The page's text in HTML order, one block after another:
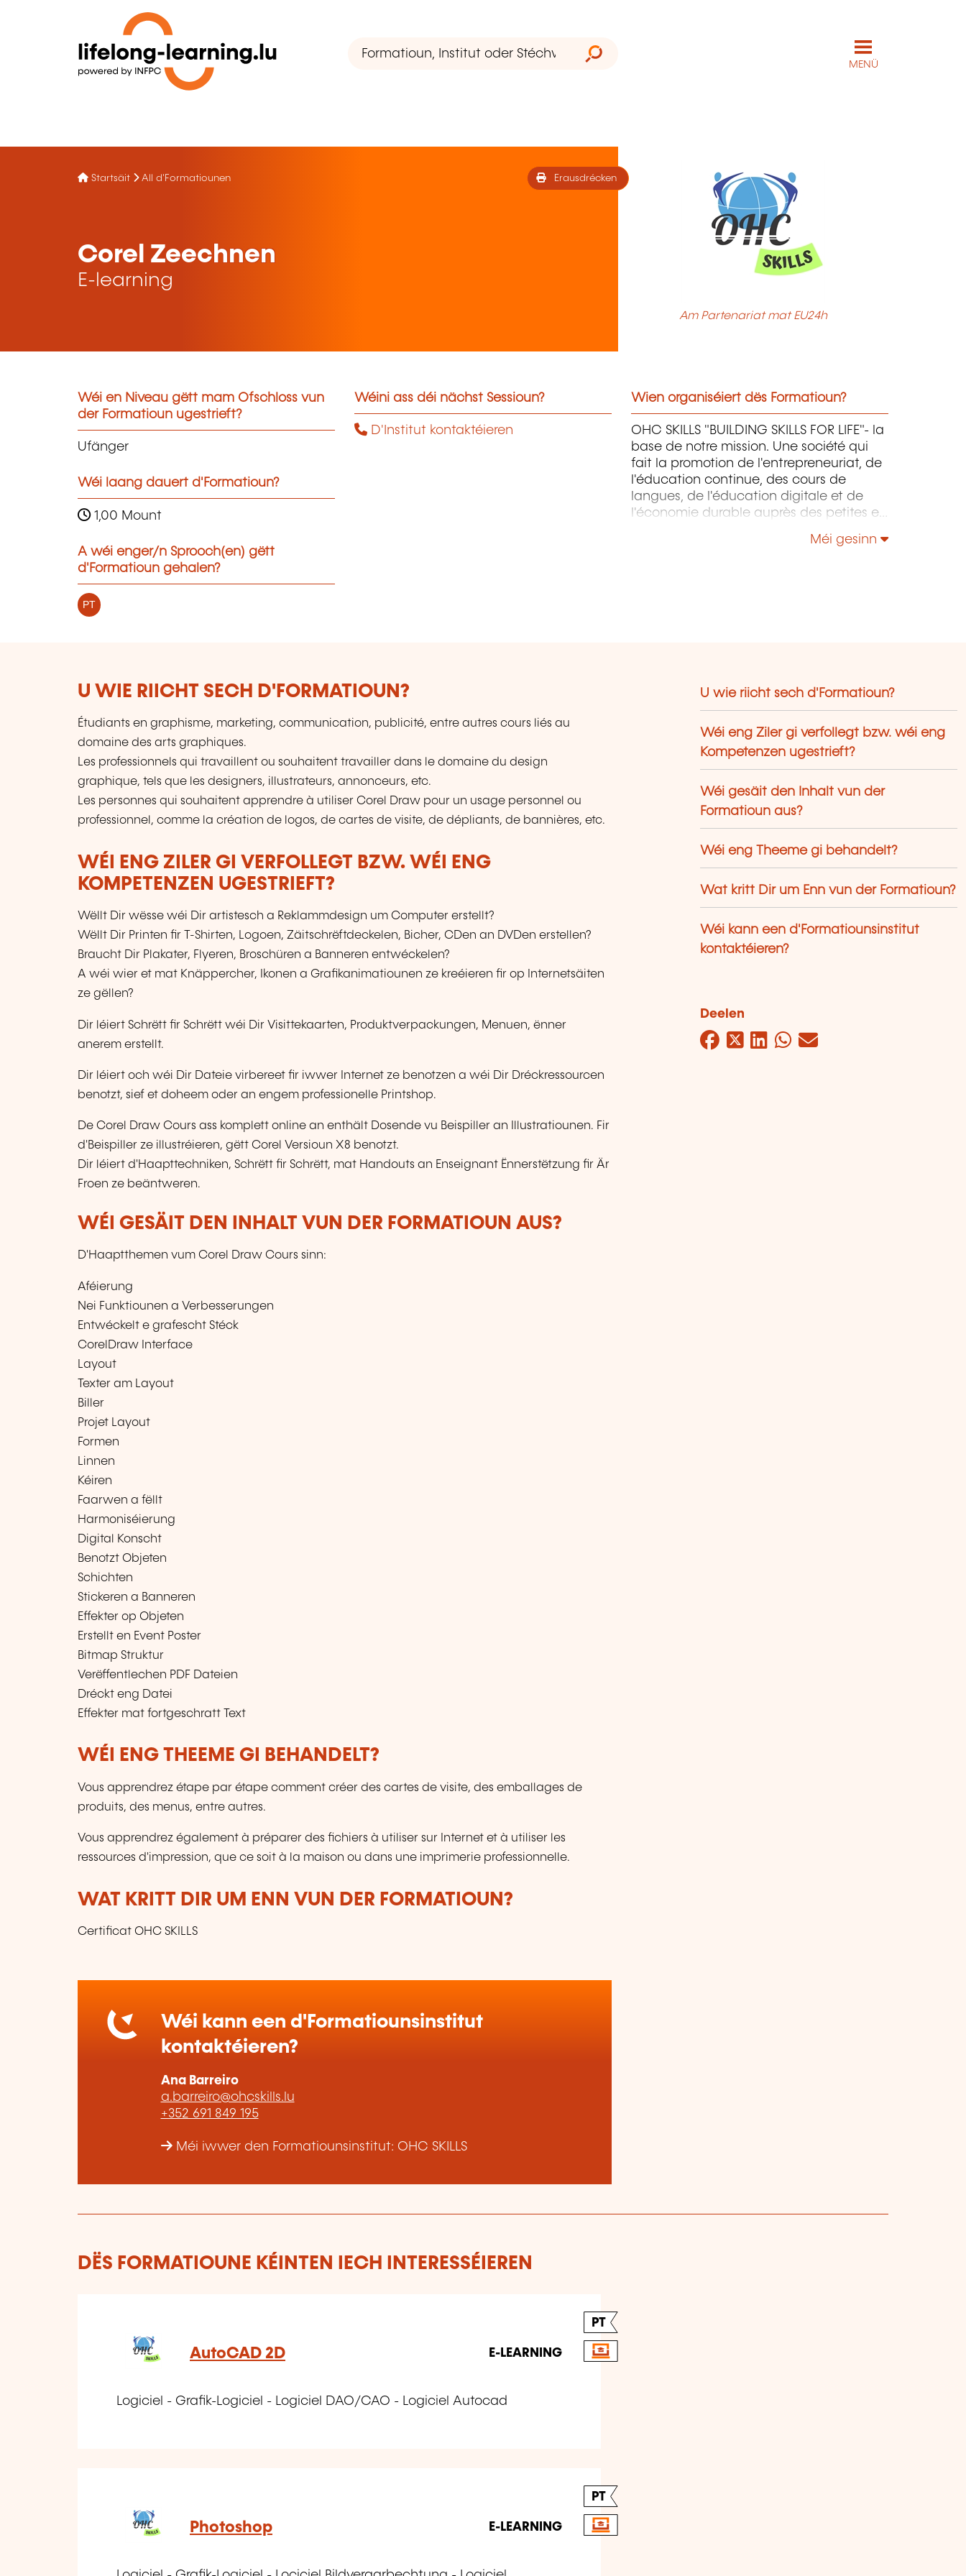
MENÜ
Startsäit All d'Formatiounen Erausdrécken
Corel Zeechnen
E-learning
Am Partenariat mat EU24h
Wéi en Niveau gëtt mam Ofschloss vun
der Formatioun ugestrieft?
Ufänger
Wéi laang dauert d'Formatioun?
1,00 Mount
A wéi enger/n Sprooch(en) gëtt
d'Formatioun gehalen?
PT
Wéini ass déi nächst Sessioun?
D'Institut kontaktéieren
Wien organiséiert dës Formatioun?
OHC SKILLS "BUILDING SKILLS FOR LIFE"- la
base de notre mission. Une société qui
fait la promotion de l'entrepreneuriat, de
l'éducation continue, des cours de
langues, de l'éducation digitale et de
l'économie durable auprès des petites et
Méi gesinn
U WIE RIICHT SECH D'FORMATIOUN?
Étudiants en graphisme, marketing, communication, publicité, entre autres cours liés au
domaine des arts graphiques.
Les professionnels qui travaillent ou souhaitent travailler dans le domaine du design
graphique, tels que les designers, illustrateurs, annonceurs, etc.
Les personnes qui souhaitent apprendre à utiliser Corel Draw pour un usage personnel ou
professionnel, comme la création de logos, de cartes de visite, de dépliants, de bannières, etc.
WÉI ENG ZILER GI VERFOLLEGT BZW. WÉI ENG
KOMPETENZEN UGESTRIEFT?
Wëllt Dir wësse wéi Dir artistesch a Reklammdesign um Computer erstellt?
Wëllt Dir Printen fir T-Shirten, Logoen, Zäitschrëftdeckelen, Bicher, CDen an DVDen erstellen?
Braucht Dir Plakater, Flyeren, Broschüren a Banneren entwéckelen?
A wéi wier et mat Knäppercher, Ikonen a Grafikanimatiounen ze kreéieren fir op Internetsäiten
ze gëllen?
Dir léiert Schrëtt fir Schrëtt wéi Dir Visittekaarten, Produktverpackungen, Menuen, ënner
anerem erstellt.
Dir léiert och wéi Dir Dateie virbereet fir iwwer Internet ze benotzen a wéi Dir Dréckressourcen
benotzt, sief et doheem oder an engem professionelle Printshop.
De Corel Draw Cours ass komplett online an enthält Dosende vu Beispiller an Illustratiounen. Fir
d'Beispiller ze illustréieren, gëtt Corel Versioun X8 benotzt.
Dir léiert d'Haapttechniken, Schrëtt fir Schrëtt, mat Handouts an Enseignant Ënnerstëtzung fir Är
Froen ze beäntweren.
WÉI GESÄIT DEN INHALT VUN DER FORMATIOUN AUS?
D'Haaptthemen vum Corel Draw Cours sinn:
Aféierung
Nei Funktiounen a Verbesserungen
Entwéckelt e grafescht Stéck
CorelDraw Interface
Layout
Texter am Layout
Biller
Projet Layout
Formen
Linnen
Kéiren
Faarwen a fëllt
Harmoniséierung
Digital Konscht
Benotzt Objeten
Schichten
Stickeren a Banneren
Effekter op Objeten
Erstellt en Event Poster
Bitmap Struktur
Verëffentlechen PDF Dateien
Dréckt eng Datei
Effekter mat fortgeschratt Text
WÉI ENG THEEME GI BEHANDELT?
Vous apprendrez étape par étape comment créer des cartes de visite, des emballages de
produits, des menus, entre autres.
Vous apprendrez également à préparer des fichiers à utiliser sur Internet et à utiliser les
ressources d'impression, que ce soit à la maison ou dans une imprimerie professionnelle.
WAT KRITT DIR UM ENN VUN DER FORMATIOUN?
Certificat OHC SKILLS
Wéi kann een d'Formatiounsinstitut
kontaktéieren?
Ana Barreiro
a.barreiro@ohcskills.lu
+352 691 849 195
Méi iwwer den Formatiounsinstitut: OHC SKILLS
U wie riicht sech d'Formatioun?
Wéi eng Ziler gi verfollegt bzw. wéi eng
Kompetenzen ugestrieft?
Wéi gesäit den Inhalt vun der
Formatioun aus?
Wéi eng Theeme gi behandelt?
Wat kritt Dir um Enn vun der Formatioun?
Wéi kann een d'Formatiounsinstitut
kontaktéieren?
Deelen
Facebook
Twitter
LinkedIn
WhatsApp
Mail
DËS FORMATIOUNE KÉINTEN IECH INTERESSÉIEREN
PT
AutoCAD 2D E-LEARNING
Logiciel - Grafik-Logiciel - Logiciel DAO/CAO - Logiciel Autocad
PT
Photoshop E-LEARNING